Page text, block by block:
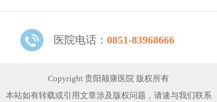
医院电话： 0851-83968666
Copyright 贵阳颠康医院 版权所有
本站如有转载或引用文章涉及版权问题，请速与我们联系